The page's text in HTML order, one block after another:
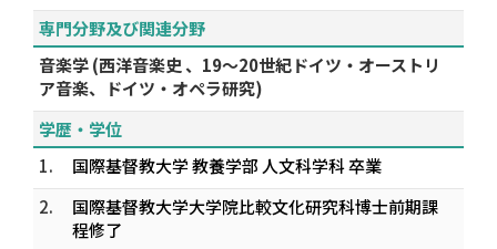
専門分野及び関連分野
音楽学 (西洋音楽史 、19〜20世紀ドイツ・オーストリ
ア音楽、ドイツ・オペラ研究)
学歴・学位
1.
国際基督教大学 教養学部 人文科学科 卒業
2.
国際基督教大学大学院比較文化研究科博士前期課
程修了